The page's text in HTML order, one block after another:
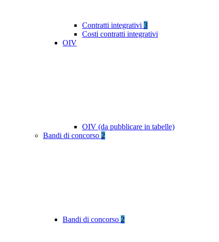
Contratti integrativi 3
Costi contratti integrativi
OIV
OIV (da pubblicare in tabelle)
Bandi di concorso 2
Bandi di concorso 2